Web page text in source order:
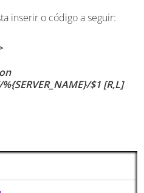
inserir o código a seguir:
$1 [R,L]